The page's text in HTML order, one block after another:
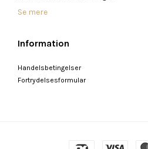
Se mere
Information
Handelsbetingelser
Fortrydelsesformular